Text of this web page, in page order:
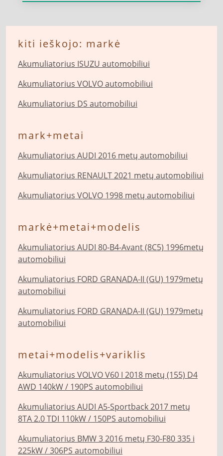
kiti ieškojo: markė
Akumuliatorius ISUZU automobiliui
Akumuliatorius VOLVO automobiliui
Akumuliatorius DS automobiliui
mark+metai
Akumuliatorius AUDI 2016 metų automobiliui
Akumuliatorius RENAULT 2021 metų automobiliui
Akumuliatorius VOLVO 1998 metų automobiliui
markė+metai+modelis
Akumuliatorius AUDI 80-B4-Avant (8C5) 1996metų
automobiliui
Akumuliatorius FORD GRANADA-II (GU) 1979metų
automobiliui
Akumuliatorius FORD GRANADA-II (GU) 1979metų
automobiliui
metai+modelis+variklis
Akumuliatorius VOLVO V60 I 2018 metų (155) D4
AWD 140kW / 190PS automobiliui
Akumuliatorius AUDI A5-Sportback 2017 metų
8TA 2.0 TDI 110kW / 150PS automobiliui
Akumuliatorius BMW 3 2016 metų F30-F80 335 i
225kW / 306PS automobiliui